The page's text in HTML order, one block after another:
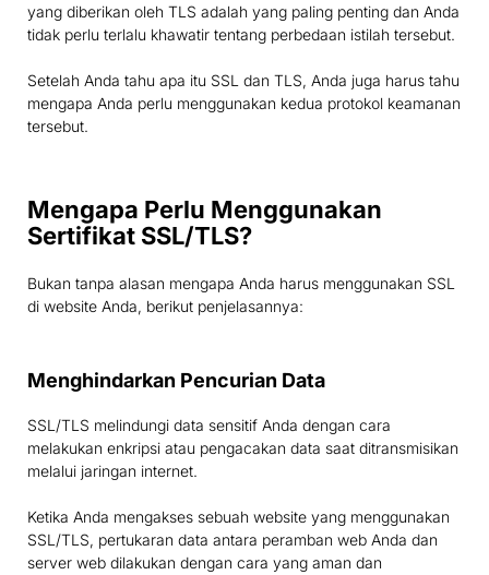
yang diberikan oleh TLS adalah yang paling penting dan Anda
tidak perlu terlalu khawatir tentang perbedaan istilah tersebut.
Setelah Anda tahu apa itu SSL dan TLS, Anda juga harus tahu
mengapa Anda perlu menggunakan kedua protokol keamanan
tersebut.
Mengapa Perlu Menggunakan
Sertifikat SSL/TLS?
Bukan tanpa alasan mengapa Anda harus menggunakan SSL
di website Anda, berikut penjelasannya:
Menghindarkan Pencurian Data
SSL/TLS melindungi data sensitif Anda dengan cara
melakukan enkripsi atau pengacakan data saat ditransmisikan
melalui jaringan internet.
Ketika Anda mengakses sebuah website yang menggunakan
SSL/TLS, pertukaran data antara peramban web Anda dan
server web dilakukan dengan cara yang aman dan